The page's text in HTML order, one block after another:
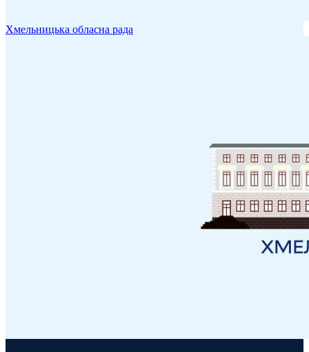
Хмельницька обласна рада